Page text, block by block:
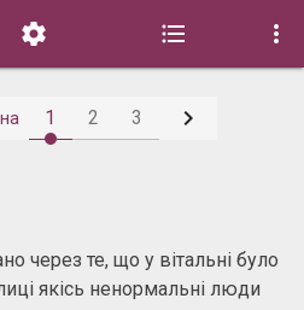
  
1 2 3 
через те, що у вітальні було
якісь ненормальні люди